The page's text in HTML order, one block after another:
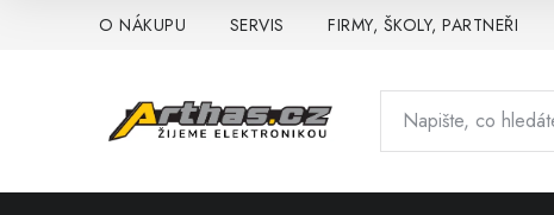
O NÁKUPU SERVIS FIRMY, ŠKOLY, PARTNEŘI